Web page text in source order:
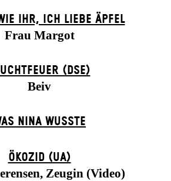
IHR, ICH LIEBE ÄPFEL
Frau Margot
(DSE)
Beiv
NINA WUSSTE
ÖKOZID (UA)
Zeugin (Video)